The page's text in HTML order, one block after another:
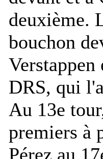
deuxième.
bouchon
DRS, qui
Au 13e
premiers à
Pérez au